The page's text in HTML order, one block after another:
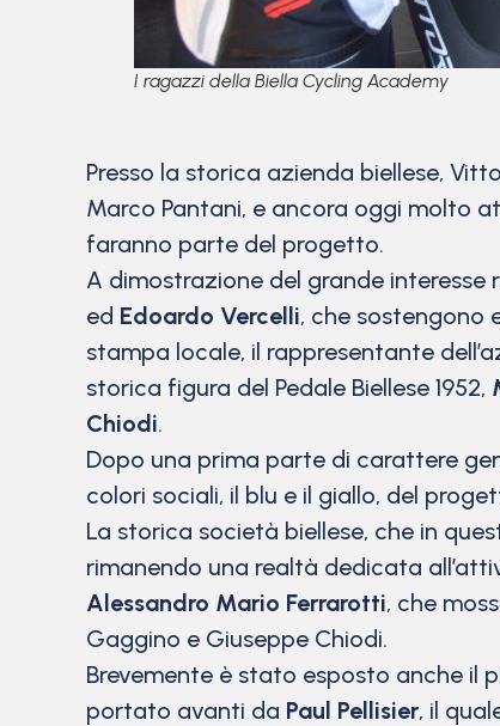
I ragazzi della Biella Cycling Academy
Presso la storica azienda biellese,
Marco Pantani, e ancora oggi molto
faranno parte del progetto.
A dimostrazione del grande
ed Edoardo Vercelli, che sostengono
stampa locale, il rappresentante
storica figura del Pedale Biellese 1952,
Chiodi.
Dopo una prima parte di carattere
colori sociali, il blu e il giallo, del
La storica società biellese, che in
rimanendo una realtà dedicata
Alessandro Mario Ferrarotti, che
Gaggino e Giuseppe Chiodi.
Brevemente è stato esposto anche il
portato avanti da Paul Pellisier, il